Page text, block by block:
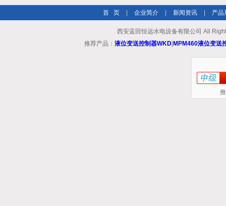
首 页 企业简介 新闻资讯 产品
西安蓝田恒远水电设备有限公司 All
推荐产品： 液位变送控制器WKD MPM460液位变送